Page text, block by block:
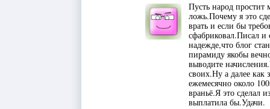
Пусть народ простит
ложь.Почему я это
врать и если бы
сфабриковал.Писал и
надежде,что блог
пирамиду якобы
выводите
своих.Ну а далее как
ежемесячно около
враньё.Я это сделал
выплатила бы.Удачи.